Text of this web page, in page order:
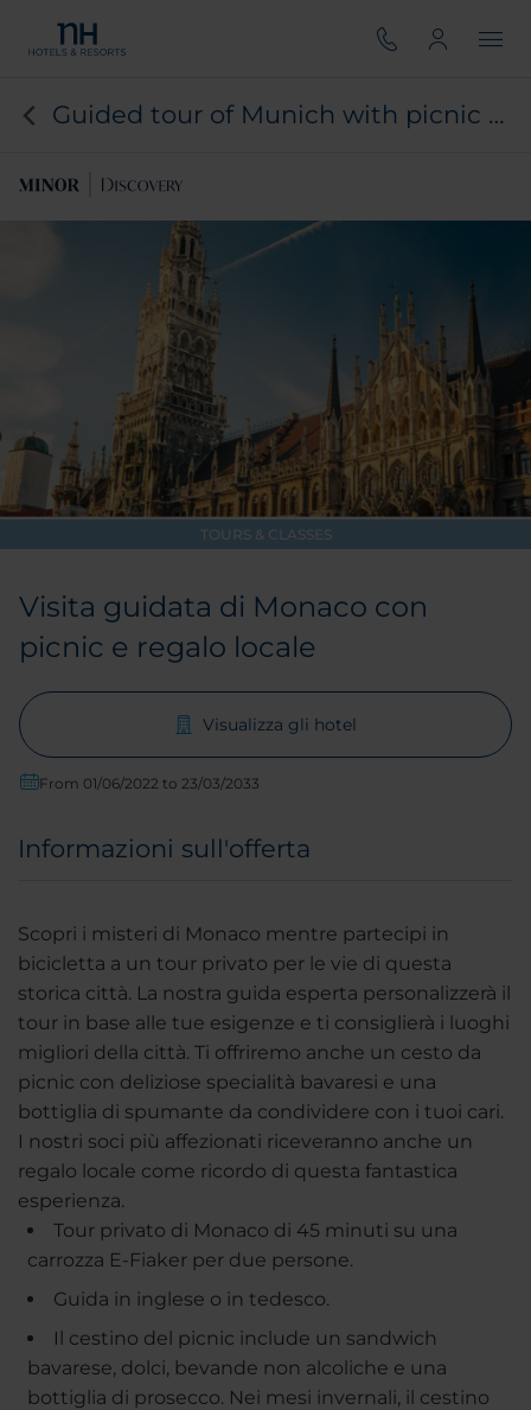
Guided tour of Munich with picnic and local gift
TOURS & CLASSES
Visita guidata di Monaco con
picnic e regalo locale
Visualizza gli hotel
From 01/06/2022 to 23/03/2033
Informazioni sull'offerta
Scopri i misteri di Monaco mentre partecipi in
bicicletta a un tour privato per le vie di questa
storica città. La nostra guida esperta personalizzerà il
tour in base alle tue esigenze e ti consiglierà i luoghi
migliori della città. Ti offriremo anche un cesto da
picnic con deliziose specialità bavaresi e una
bottiglia di spumante da condividere con i tuoi cari.
I nostri soci più affezionati riceveranno anche un
regalo locale come ricordo di questa fantastica
esperienza.
Tour privato di Monaco di 45 minuti su una
carrozza E-Fiaker per due persone.
Guida in inglese o in tedesco.
Il cestino del picnic include un sandwich
bavarese, dolci, bevande non alcoliche e una
bottiglia di prosecco. Nei mesi invernali, il cestino